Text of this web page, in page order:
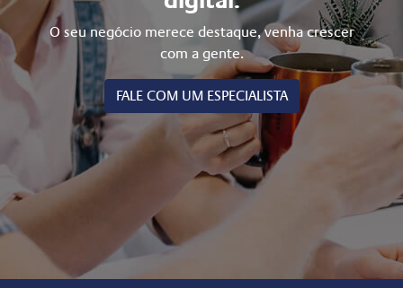
O seu negócio merece destaque, venha crescer
com a gente.
FALE COM UM ESPECIALISTA